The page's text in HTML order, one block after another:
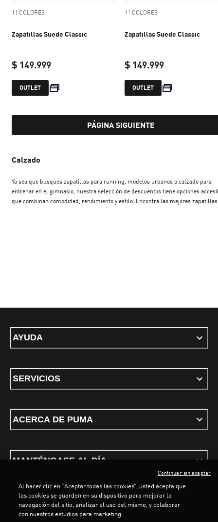
11 COLORES
Zapatillas Suede Classic
$ 149.999
current price $ 149.999
OUTLET
11 COLORES
Zapatillas Suede Classic
$ 149.999
current price $
OUTLET
PÁGINA SIGUIENTE
Calzado
Ya sea que busques zapatillas para running, modelos urbanos o calzado para
entrenar en el gimnasio, nuestra selección de descuentos tiene opciones
que combinan comodidad, rendimiento y estilo. Encontrá las mejores zapatillas
AYUDA
SERVICIOS
ACERCA DE PUMA
MANTÉNGASE AL DÍA
Términos y CondicionesPolítica de privacidad
Al hacer clic en “Aceptar todas las cookies”, usted acepta que
las cookies se guarden en su dispositivo para mejorar la
navegación del sitio, analizar el uso del mismo, y colaborar
con nuestros estudios para marketing.
Continuar sin aceptar